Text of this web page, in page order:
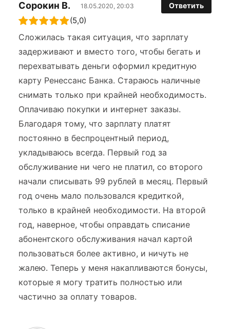
Сорокин В. 18.05.2020, 20:03 Ответить
(5,0)
Сложилась такая ситуация, что зарплату
задерживают и вместо того, чтобы бегать и
перехватывать деньги оформил кредитную
карту Ренессанс Банка. Стараюсь наличные
снимать только при крайней необходимость.
Оплачиваю покупки и интернет заказы.
Благодаря тому, что зарплату платят
постоянно в беспроцентный период,
укладываюсь всегда. Первый год за
обслуживание ни чего не платил, со второго
начали списывать 99 рублей в месяц. Первый
год очень мало пользовался кредиткой,
только в крайней необходимости. На второй
год, наверное, чтобы оправдать списание
абонентского обслуживания начал картой
пользоваться более активно, и ничуть не
жалею. Теперь у меня накапливаются бонусы,
которые я могу тратить полностью или
частично за оплату товаров.